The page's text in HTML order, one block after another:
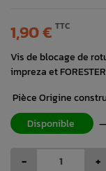
1,90 € TTC
Vis de blocage de
impreza et
Pièce Origine
Disponible
- +